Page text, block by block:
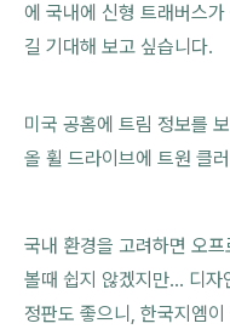
에 국내에 신형 트래버스
길 기대해 보고 싶습니다.
미국 공홈에 트림 정보를
올 휠 드라이브에 트원 클
국내 환경을 고려하면 오
볼때 쉽지 않겠지만... 디
정판도 좋으니, 한국지엠